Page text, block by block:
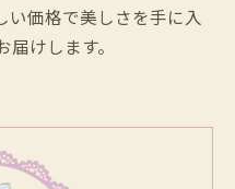
い価格で美しさを手に入
けします。